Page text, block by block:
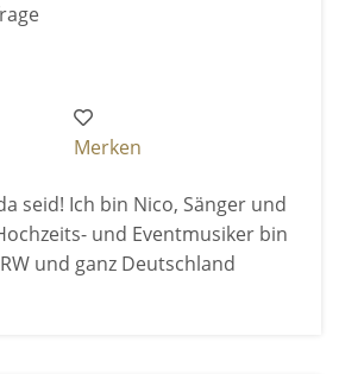
Merken
seid! Ich bin Nico, Sänger und
und Eventmusiker bin
und ganz Deutschland